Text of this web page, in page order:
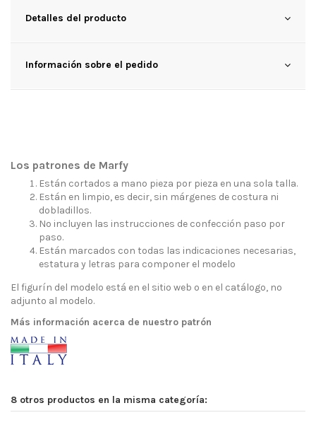
Detalles del producto
Información sobre el pedido
Los patrones de Marfy
Están cortados a mano pieza por pieza en una sola talla.
Están en limpio, es decir, sin márgenes de costura ni
dobladillos.
No incluyen las instrucciones de confección paso por
paso.
Están marcados con todas las indicaciones necesarias,
estatura y letras para componer el modelo
El figurín del modelo está en el sitio web o en el catálogo, no
adjunto al modelo.
Más información acerca de nuestro patrón
8 otros productos en la misma categoría: